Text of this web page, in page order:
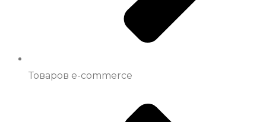
Товаров e-commerce